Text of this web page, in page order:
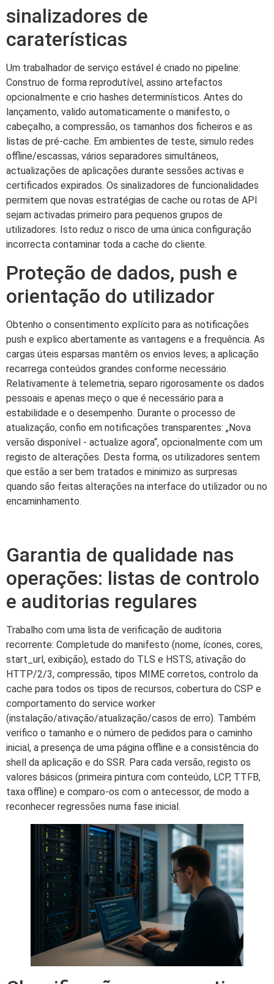
sinalizadores de
caraterísticas
Um trabalhador de serviço estável é criado no pipeline:
Construo de forma reprodutível, assino artefactos
opcionalmente e crio hashes determinísticos. Antes do
lançamento, valido automaticamente o manifesto, o
cabeçalho, a compressão, os tamanhos dos ficheiros e as
listas de pré-cache. Em ambientes de teste, simulo redes
offline/escassas, vários separadores simultâneos,
actualizações de aplicações durante sessões activas e
certificados expirados. Os sinalizadores de funcionalidades
permitem que novas estratégias de cache ou rotas de API
sejam activadas primeiro para pequenos grupos de
utilizadores. Isto reduz o risco de uma única configuração
incorrecta contaminar toda a cache do cliente.
Proteção de dados, push e
orientação do utilizador
Obtenho o consentimento explícito para as notificações
push e explico abertamente as vantagens e a frequência. As
cargas úteis esparsas mantêm os envios leves; a aplicação
recarrega conteúdos grandes conforme necessário.
Relativamente à telemetria, separo rigorosamente os dados
pessoais e apenas meço o que é necessário para a
estabilidade e o desempenho. Durante o processo de
atualização, confio em notificações transparentes: „Nova
versão disponível - actualize agora“, opcionalmente com um
registo de alterações. Desta forma, os utilizadores sentem
que estão a ser bem tratados e minimizo as surpresas
quando são feitas alterações na interface do utilizador ou no
encaminhamento.
Garantia de qualidade nas
operações: listas de controlo
e auditorias regulares
Trabalho com uma lista de verificação de auditoria
recorrente: Completude do manifesto (nome, ícones, cores,
start_url, exibição), estado do TLS e HSTS, ativação do
HTTP/2/3, compressão, tipos MIME corretos, controlo da
cache para todos os tipos de recursos, cobertura do CSP e
comportamento do service worker
(instalação/ativação/atualização/casos de erro). Também
verifico o tamanho e o número de pedidos para o caminho
inicial, a presença de uma página offline e a consistência do
shell da aplicação e do SSR. Para cada versão, registo os
valores básicos (primeira pintura com conteúdo, LCP, TTFB,
taxa offline) e comparo-os com o antecessor, de modo a
reconhecer regressões numa fase inicial.